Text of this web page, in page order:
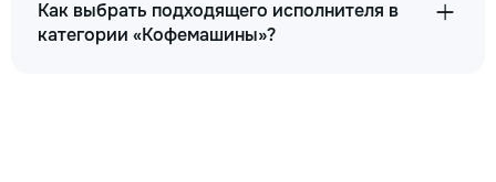
Как выбрать подходящего исполнителя в
категории «Кофемашины»?